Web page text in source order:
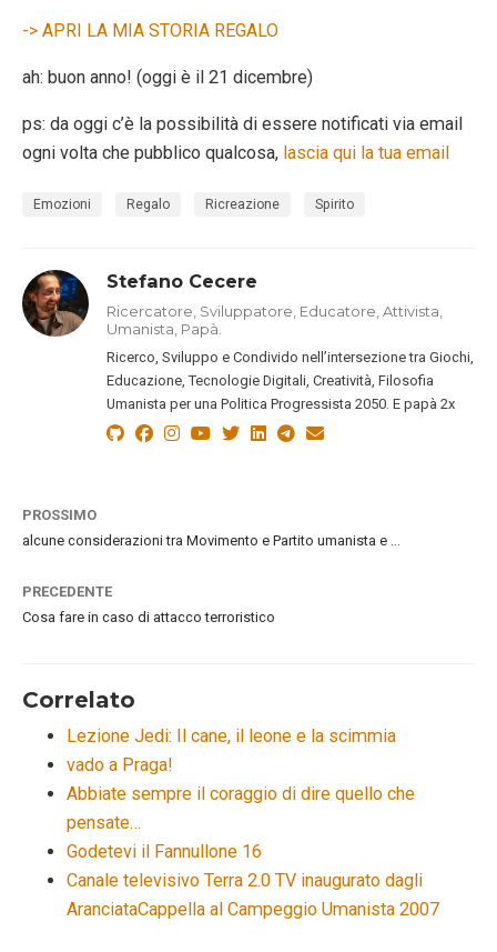
-> APRI LA MIA STORIA REGALO
ah: buon anno! (oggi è il 21 dicembre)
ps: da oggi c’è la possibilità di essere notificati via email
ogni volta che pubblico qualcosa, lascia qui la tua email
Emozioni Regalo Ricreazione Spirito
Stefano Cecere
Ricercatore, Sviluppatore, Educatore, Attivista,
Umanista, Papà.
Ricerco, Sviluppo e Condivido nell’intersezione tra Giochi,
Educazione, Tecnologie Digitali, Creatività, Filosofia
Umanista per una Politica Progressista 2050. E papà 2x
PROSSIMO
alcune considerazioni tra Movimento e Partito umanista e …
PRECEDENTE
Cosa fare in caso di attacco terroristico
Correlato
Lezione Jedi: Il cane, il leone e la scimmia
vado a Praga!
Abbiate sempre il coraggio di dire quello che
pensate…
Godetevi il Fannullone 16
Canale televisivo Terra 2.0 TV inaugurato dagli
AranciataCappella al Campeggio Umanista 2007